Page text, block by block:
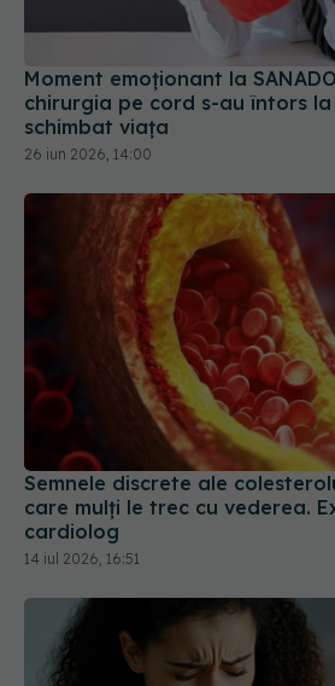
26 iun 2026, 14:00
Semnele discrete ale
care mulți le trec cu vederea.
cardiolog